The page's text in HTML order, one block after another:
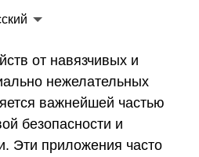
от навязчивых и
нежелательных
важнейшей частью
безопасности и
Эти приложения часто